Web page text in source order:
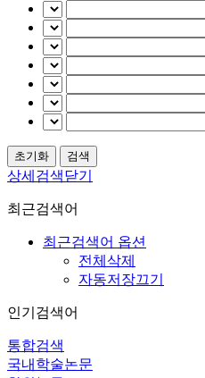
상세검색닫기
최근검색어
최근검색어 옵션
전체삭제
자동저장끄기
인기검색어
통합검색
국내학술논문